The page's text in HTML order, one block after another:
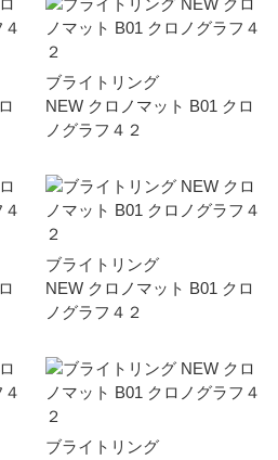
ブライトリング
NEW クロノマット B01 クロ
ノグラフ４２
ブライトリング
NEW クロノマット B01 クロ
ノグラフ４２
ブライトリング